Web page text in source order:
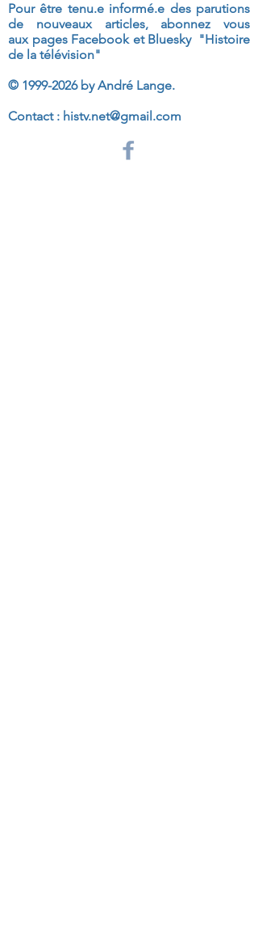
Pour être tenu.e informé.e des parutions
de nouveaux articles, abonnez vous
aux pages Facebook et Bluesky "Histoire
de la télévision"
© 1999-2026by André Lange.
Contact : histv.net@gmail.com